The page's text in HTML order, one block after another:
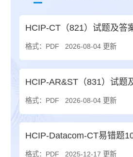
HCIP-CT（821）试题及答
格式：PDF 2026-08-04 更新
HCIP-AR&ST（831）试题
格式：PDF 2026-08-04 更新
HCIP-Datacom-CT易错题
格式：PDF 2025-12-17 更新